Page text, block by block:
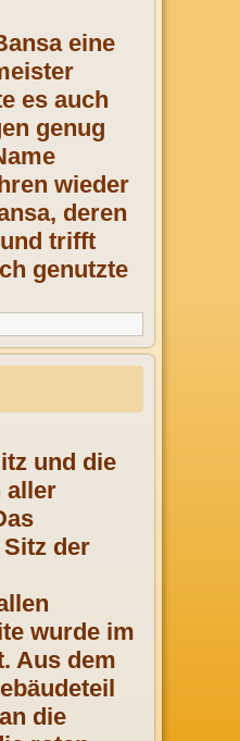
eine
es auch
genug
wieder
deren
trifft
genutzte
und die
aller
der
wurde im
Aus dem
die